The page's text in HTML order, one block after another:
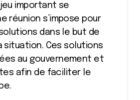
important se
réunion s’impose pour
dans le but de
situation. Ces solutions
au gouvernement et
afin de faciliter le